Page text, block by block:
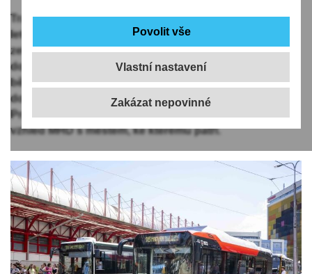
Vlastní nastavení
Tramvaje a autobusy MHD v Liberci se po zhruba 30
letech vrátí k barvám města. Místo kombinace bílé,
zelené a žluté budou mít opět červený nátěr s bílými
doplňky. První dva přelakované vozy vyjely do
běžného provozu dnes. Náměstek primátora a člen
dozorčí rady dopravního podniku (DPMLJ) Vojtěch
Prachař (ANO) dnes ČTK řekl, že cílem je sjednotit
vzhled MHD s městem, ke kterému patří.